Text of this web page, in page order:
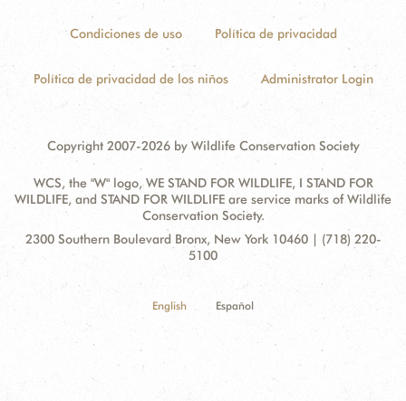
Condiciones de uso Política de privacidad
Política de privacidad de los niños Administrator Login
Copyright 2007-2026 by Wildlife Conservation Society
WCS, the "W" logo, WE STAND FOR WILDLIFE, I STAND FOR
WILDLIFE, and STAND FOR WILDLIFE are service marks of Wildlife
Conservation Society.
Contact
Address:
2300 Southern Boulevard Bronx, New York 10460 | (718) 220-
5100
English Español